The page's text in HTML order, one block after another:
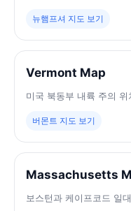
뉴햄프셔 지도 보기
Vermont Map
미국 북동부 내륙 주의
버몬트 지도 보기
Massachusetts
보스턴과 케이프코드 일